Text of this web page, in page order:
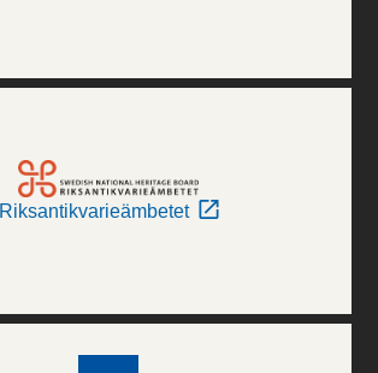
Riksantikvarieämbetet